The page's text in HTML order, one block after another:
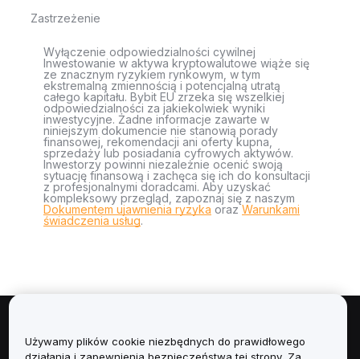
Zastrzeżenie
Wyłączenie odpowiedzialności cywilnej
Inwestowanie w aktywa kryptowalutowe wiąże się
ze znacznym ryzykiem rynkowym, w tym
ekstremalną zmiennością i potencjalną utratą
całego kapitału. Bybit EU zrzeka się wszelkiej
odpowiedzialności za jakiekolwiek wyniki
inwestycyjne. Żadne informacje zawarte w
niniejszym dokumencie nie stanowią porady
finansowej, rekomendacji ani oferty kupna,
sprzedaży lub posiadania cyfrowych aktywów.
Inwestorzy powinni niezależnie ocenić swoją
sytuację finansową i zachęca się ich do konsultacji
z profesjonalnymi doradcami. Aby uzyskać
kompleksowy przegląd, zapoznaj się z naszym
Dokumentem ujawnienia ryzyka orazWarunkami
świadczenia usług.
Informacje
Używamy plików cookie niezbędnych do prawidłowego